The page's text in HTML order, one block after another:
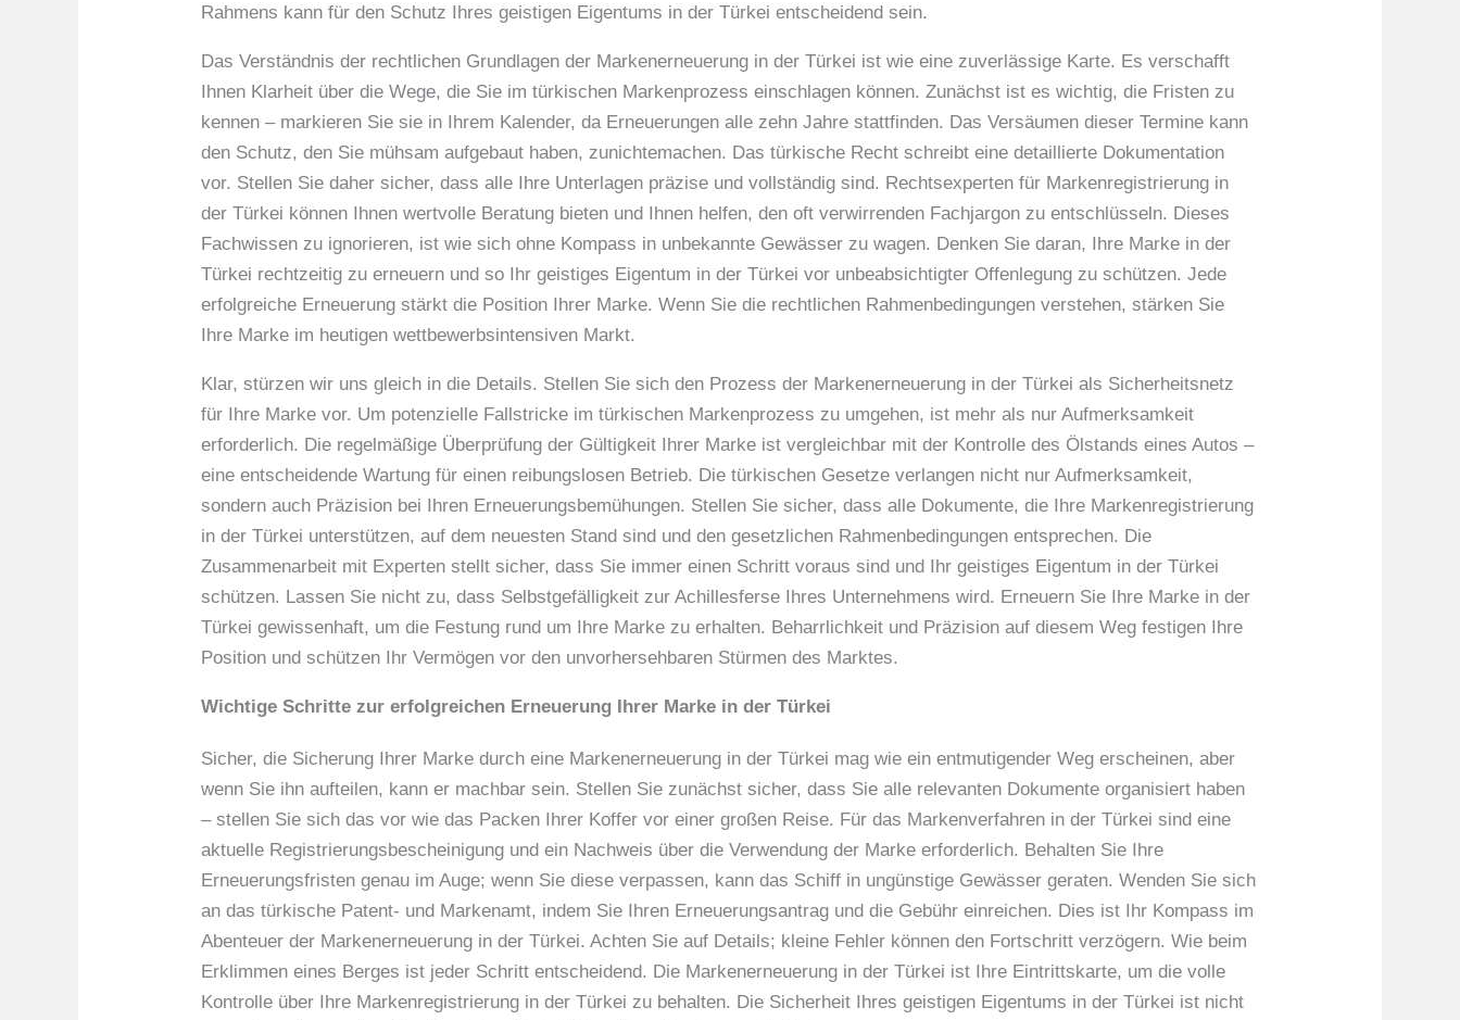
Rahmens kann für den Schutz Ihres geistigen Eigentums in der Türkei entscheidend sein.
Das Verständnis der rechtlichen Grundlagen der Markenerneuerung in der Türkei ist wie eine zuverlässige Karte. Es verschafft
Ihnen Klarheit über die Wege, die Sie im türkischen Markenprozess einschlagen können. Zunächst ist es wichtig, die Fristen zu
kennen – markieren Sie sie in Ihrem Kalender, da Erneuerungen alle zehn Jahre stattfinden. Das Versäumen dieser Termine kann
den Schutz, den Sie mühsam aufgebaut haben, zunichtemachen. Das türkische Recht schreibt eine detaillierte Dokumentation
vor. Stellen Sie daher sicher, dass alle Ihre Unterlagen präzise und vollständig sind. Rechtsexperten für Markenregistrierung in
der Türkei können Ihnen wertvolle Beratung bieten und Ihnen helfen, den oft verwirrenden Fachjargon zu entschlüsseln. Dieses
Fachwissen zu ignorieren, ist wie sich ohne Kompass in unbekannte Gewässer zu wagen. Denken Sie daran, Ihre Marke in der
Türkei rechtzeitig zu erneuern und so Ihr geistiges Eigentum in der Türkei vor unbeabsichtigter Offenlegung zu schützen. Jede
erfolgreiche Erneuerung stärkt die Position Ihrer Marke. Wenn Sie die rechtlichen Rahmenbedingungen verstehen, stärken Sie
Ihre Marke im heutigen wettbewerbsintensiven Markt.
Klar, stürzen wir uns gleich in die Details. Stellen Sie sich den Prozess der Markenerneuerung in der Türkei als Sicherheitsnetz
für Ihre Marke vor. Um potenzielle Fallstricke im türkischen Markenprozess zu umgehen, ist mehr als nur Aufmerksamkeit
erforderlich. Die regelmäßige Überprüfung der Gültigkeit Ihrer Marke ist vergleichbar mit der Kontrolle des Ölstands eines Autos –
eine entscheidende Wartung für einen reibungslosen Betrieb. Die türkischen Gesetze verlangen nicht nur Aufmerksamkeit,
sondern auch Präzision bei Ihren Erneuerungsbemühungen. Stellen Sie sicher, dass alle Dokumente, die Ihre Markenregistrierung
in der Türkei unterstützen, auf dem neuesten Stand sind und den gesetzlichen Rahmenbedingungen entsprechen. Die
Zusammenarbeit mit Experten stellt sicher, dass Sie immer einen Schritt voraus sind und Ihr geistiges Eigentum in der Türkei
schützen. Lassen Sie nicht zu, dass Selbstgefälligkeit zur Achillesferse Ihres Unternehmens wird. Erneuern Sie Ihre Marke in der
Türkei gewissenhaft, um die Festung rund um Ihre Marke zu erhalten. Beharrlichkeit und Präzision auf diesem Weg festigen Ihre
Position und schützen Ihr Vermögen vor den unvorhersehbaren Stürmen des Marktes.
Wichtige Schritte zur erfolgreichen Erneuerung Ihrer Marke in der Türkei
Sicher, die Sicherung Ihrer Marke durch eine Markenerneuerung in der Türkei mag wie ein entmutigender Weg erscheinen, aber
wenn Sie ihn aufteilen, kann er machbar sein. Stellen Sie zunächst sicher, dass Sie alle relevanten Dokumente organisiert haben
– stellen Sie sich das vor wie das Packen Ihrer Koffer vor einer großen Reise. Für das Markenverfahren in der Türkei sind eine
aktuelle Registrierungsbescheinigung und ein Nachweis über die Verwendung der Marke erforderlich. Behalten Sie Ihre
Erneuerungsfristen genau im Auge; wenn Sie diese verpassen, kann das Schiff in ungünstige Gewässer geraten. Wenden Sie sich
an das türkische Patent- und Markenamt, indem Sie Ihren Erneuerungsantrag und die Gebühr einreichen. Dies ist Ihr Kompass im
Abenteuer der Markenerneuerung in der Türkei. Achten Sie auf Details; kleine Fehler können den Fortschritt verzögern. Wie beim
Erklimmen eines Berges ist jeder Schritt entscheidend. Die Markenerneuerung in der Türkei ist Ihre Eintrittskarte, um die volle
Kontrolle über Ihre Markenregistrierung in der Türkei zu behalten. Die Sicherheit Ihres geistigen Eigentums in der Türkei ist nicht